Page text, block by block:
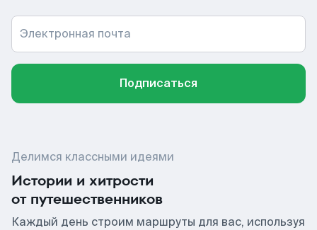
Электронная почта
Подписаться
Делимся классными идеями
Истории и хитрости
от путешественников
Каждый день строим маршруты для вас, используя